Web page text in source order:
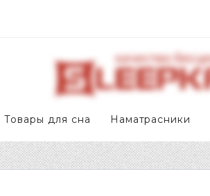
Товары для сна Наматрасники